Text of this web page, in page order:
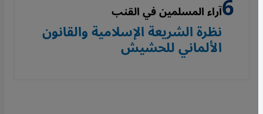
آراء المسلمين في القنب
نظرة الشريعة الإسلامية والقانون
الألماني للحشيش